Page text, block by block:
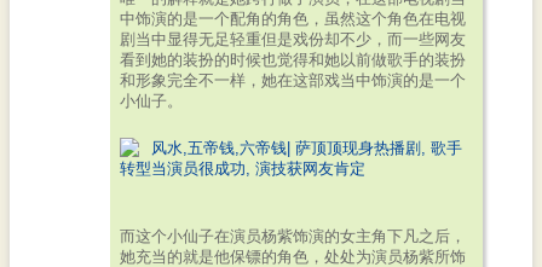
中饰演的是一个配角的角色，虽然这个角色在电视
剧当中显得无足轻重但是戏份却不少，而一些网友
看到她的装扮的时候也觉得和她以前做歌手的装扮
和形象完全不一样，她在这部戏当中饰演的是一个
小仙子。
而这个小仙子在演员杨紫饰演的女主角下凡之后，
她充当的就是他保镖的角色，处处为演员杨紫所饰